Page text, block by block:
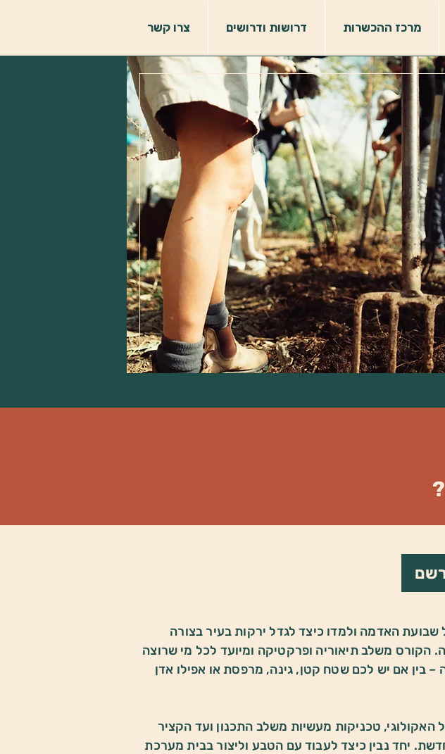
מרכז ההכשרות דרושות ודרושים צרו קשר
האדמה ולמדו כיצד לגדל ירקות בעיר בצורה
הקורס משלב תיאוריה ופרקטיקה ומיועד לכל מי שרוצה
– בין אם יש לכם שטח קטן, גינה, מרפסת או אפילו אדן
האקולוגי, טכניקות מעשיות משלב התכנון ועד הקציר
יחד נבין כיצד לעבוד עם הטבע וליצור בבית מערכת